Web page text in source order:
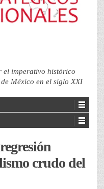
el imperativo histórico
México en el siglo XXI
crudo del